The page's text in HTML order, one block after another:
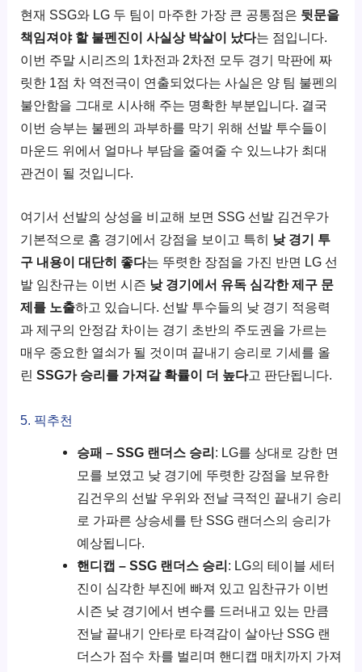
현재 SSG와 LG 두 팀이 마주한 가장 큰 공통점은 뒷문을
책임져야 할 불펜진이 사실상 박살이 났다는 점입니다.
이번 주말 시리즈의 1차전과 2차전 모두 경기 막판에 짜
릿한 1점 차 역전극이 연출되었다는 사실은 양 팀 불펜의
불안함을 그대로 시사해 주는 명확한 부분입니다. 결국
이번 승부는 불펜의 과부하를 막기 위해 선발 투수들이
마운드 위에서 얼마나 부담을 줄여줄 수 있느냐가 최대
관건이 될 것입니다.
여기서 선발의 상성을 비교해 보면 SSG 선발 김건우가
기본적으로 홈 경기에서 강점을 보이고 특히 낮 경기 투
구 내용이 대단히 좋다는 뚜렷한 장점을 가진 반면 LG 선
발 임찬규는 이번 시즌 낮 경기에서 유독 심각한 제구 문
제를 노출하고 있습니다. 선발 투수들의 낮 경기 적응력
과 제구의 안정감 차이는 경기 초반의 주도권을 가르는
매우 중요한 열쇠가 될 것이며 끝내기 승리로 기세를 올
린SSG가 승리를 가져갈 확률이 더 높다고 판단됩니다.
5. 픽추천
승패 – SSG 랜더스 승리: LG를 상대로 강한 면
모를 보였고 낮 경기에 뚜렷한 강점을 보유한
김건우의 선발 우위와 전날 극적인 끝내기 승리
로 가파른 상승세를 탄 SSG 랜더스의 승리가
예상됩니다.
핸디캡 – SSG 랜더스 승리: LG의 테이블 세터
진이 심각한 부진에 빠져 있고 임찬규가 이번
시즌 낮 경기에서 변수를 드러내고 있는 만큼
전날 끝내기 안타로 타격감이 살아난 SSG 랜
더스가 점수 차를 벌리며 핸디캡 매치까지 가져